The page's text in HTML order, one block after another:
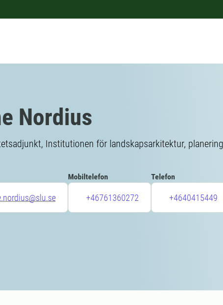
Nordius
Institutionen för landskapsarkitektur,
Mobiltelefon
+46761360272
Telefon
+4640415449